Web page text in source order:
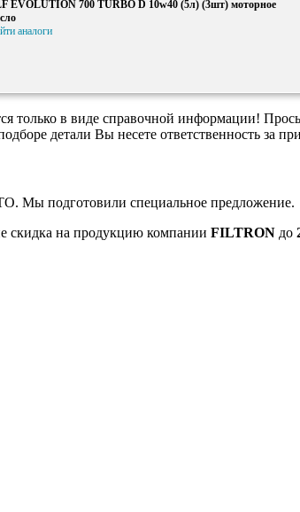
EVOLUTION 700 TURBO D 10w40 (5л) (3шт) моторное
аналоги
только в виде справочной информации!
детали Вы несете ответственность за
Мы подготовили специальное предложение.
скидка на продукцию компании FILTRON до